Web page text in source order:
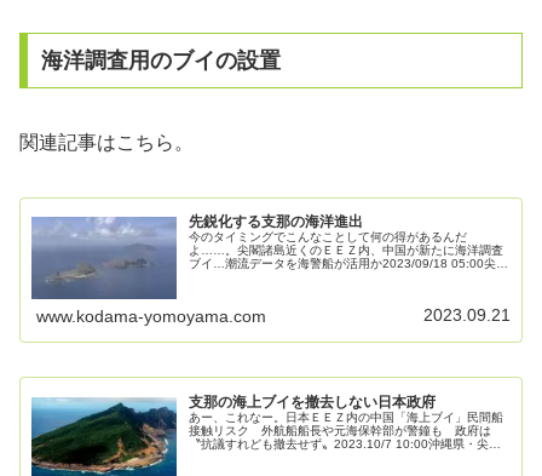
海洋調査用のブイの設置
関連記事はこちら。
先鋭化する支那の海洋進出
今のタイミングでこんなことして何の得があるんだ
よ……。尖閣諸島近くのＥＥＺ内、中国が新たに海洋調査
ブイ…潮流データを海警船が活用か2023/09/18 05:00尖閣
www.kodama-yomoyama.com 2023.09.21
支那の海上ブイを撤去しない日本政府
あー、これなー。日本ＥＥＺ内の中国「海上ブイ」民間船
接触リスク 外航船船長や元海保幹部が警鐘も 政府は
〝抗議すれども撤去せず〟2023.10/7 10:00沖縄県・尖閣